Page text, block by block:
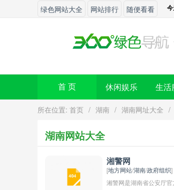
绿色网站大全 网站排行 随便看看
首 页 休闲娱乐 生活
所在位置: 首页 / 湖南 / 湖南网址大全 /
湖南网站大全
湘警网
[地方网站/湖南/政府组织]
湘警网是湖南省公安厅